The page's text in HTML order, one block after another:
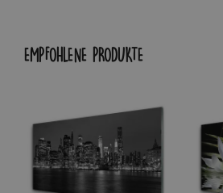
EMPFOHLENE PRODUKTE